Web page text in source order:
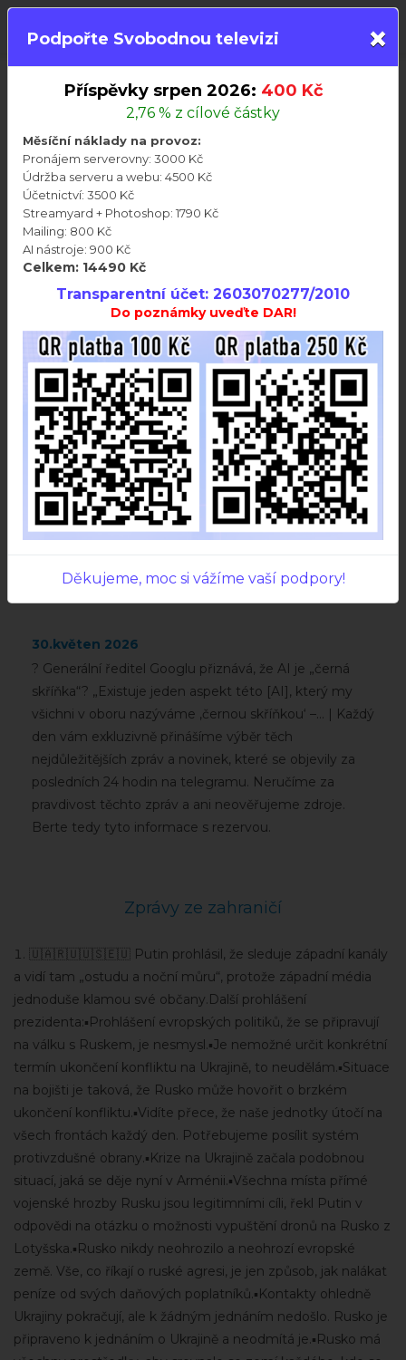
Videa Členství Besedy Audioknihy
Aktuality Připravujeme
Svobodná televize>>Všechny články
Telegramové zprávy 30.květen 2026
30.květen 2026
? Generální ředitel Googlu přiznává, že AI je „černá
skříňka“? „Existuje jeden aspekt této [AI], který my
všichni v oboru nazýváme ‚černou skříňkou‘ –... | Každý
den vám exkluzivně přinášíme výběr těch
nejdůležitějších zpráv a novinek, které se objevily za
posledních 24 hodin na telegramu. Neručíme za
pravdivost těchto zpráv a ani neověřujeme zdroje.
Berte tedy tyto informace s rezervou.
Zprávy ze zahraničí
🇺🇦🇷🇺🇺🇸🇪🇺 Putin prohlásil, že sleduje západní kanály
a vidí tam „ostudu a noční můru“, protože západní média
jednoduše klamou své občany.Další prohlášení
prezidenta:▪️Prohlášení evropských politiků, že se připravují
na válku s Ruskem, je nesmysl.▪️Je nemožné určit konkrétní
termín ukončení konfliktu na Ukrajině, to neudělám.▪️Situace
na bojišti je taková, že Rusko může hovořit o brzkém
ukončení konfliktu.▪️Vidíte přece, že naše jednotky útočí na
všech frontách každý den. Potřebujeme posílit systém
protivzdušné obrany.▪️Krize na Ukrajině začala podobnou
situací, jaká se děje nyní v Arménii.▪️Všechna místa přímé
vojenské hrozby Rusku jsou legitimními cíli, řekl Putin v
odpovědi na otázku o možnosti vypuštění dronů na Rusko z
Lotyšska.▪️Rusko nikdy neohrozilo a neohrozí evropské
země. Vše, co říkají o ruské agresi, je jen způsob, jak nalákat
peníze od svých daňových poplatníků.▪️Kontakty ohledně
Ukrajiny pokračují, ale k žádným jednáním nedošlo. Rusko je
připraveno k jednáním o Ukrajině a neodmítá je.▪️Rusko má
Podpořte Svobodnou televizi ×
Příspěvky srpen 2026: 400 Kč
2,76 % z cílové částky
Měsíční náklady na provoz:
Pronájem serverovny: 3000 Kč
Údržba serveru a webu: 4500 Kč
Účetnictví: 3500 Kč
Streamyard + Photoshop: 1790 Kč
Mailing: 800 Kč
AI nástroje: 900 Kč
Celkem: 14490 Kč
Transparentní účet: 2603070277/2010
Do poznámky uveďte DAR!
Děkujeme, moc si vážíme vaší podpory!